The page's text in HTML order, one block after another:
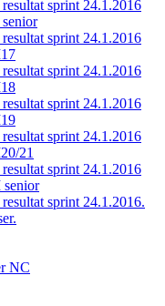
sprint 24.1.2016
sprint 24.1.2016
sprint 24.1.2016
sprint 24.1.2016
sprint 24.1.2016
21
sprint 24.1.2016
senior
sprint 24.1.2016.
NC